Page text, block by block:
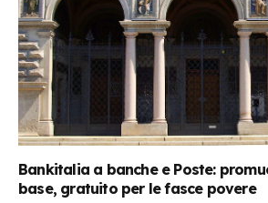
Bankitalia a banche e Poste:
base, gratuito per le fasce povere